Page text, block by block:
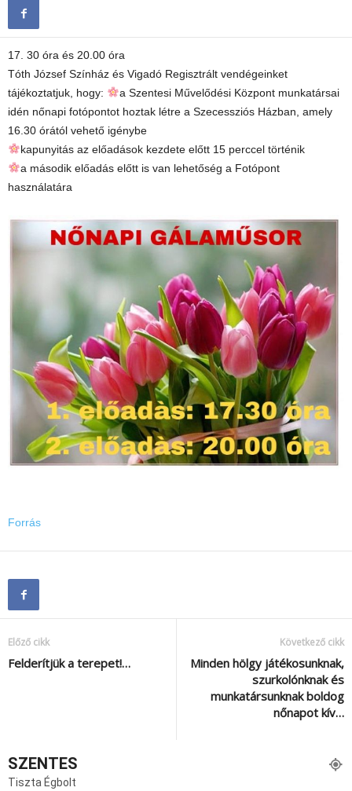
17. 30 óra és 20.00 óra
Tóth József Színház és Vigadó Regisztrált vendégeinket
tájékoztatjuk, hogy:
a Szentesi Művelődési Központ munkatársai
idén nőnapi fotópontot hoztak létre a Szecessziós Házban, amely
16.30 órától vehető igénybe
kapunyitás az előadások kezdete előtt 15 perccel történik
a második előadás előtt is van lehetőség a Fotópont
használatára
Forrás
Előző cikk
Felderítjük a terepet!…
Következő cikk
Minden hölgy játékosunknak,
szurkolónknak és
munkatársunknak boldog
nőnapot kív…
SZENTES
Tiszta Égbolt